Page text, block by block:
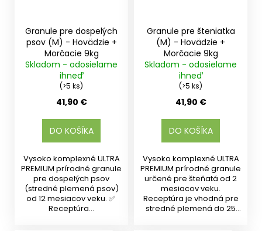
Granule pre dospelých
psov (M) - Hovädzie +
Morčacie 9kg
Skladom - odosielame
ihneď
(>5 ks)
41,90 €
DO KOŠÍKA
Vysoko komplexné ULTRA
PREMIUM prírodné granule
pre dospelých psov
(stredné plemená psov)
od 12 mesiacov veku. ✅
Receptúra...
Granule pre šteniatka
(M) - Hovädzie +
Morčacie 9kg
Skladom - odosielame
ihneď
(>5 ks)
41,90 €
DO KOŠÍKA
Vysoko komplexné ULTRA
PREMIUM prírodné granule
určené pre šteňatá od 2
mesiacov veku.
Receptúra je vhodná pre
stredné plemená do 25